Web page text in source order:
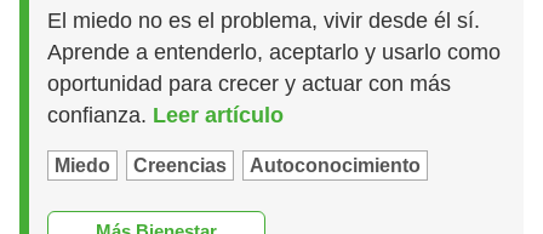
El miedo no es el problema, vivir desde él sí.
Aprende a entenderlo, aceptarlo y usarlo como
oportunidad para crecer y actuar con más
confianza. Leer artículo
Miedo Creencias Autoconocimiento